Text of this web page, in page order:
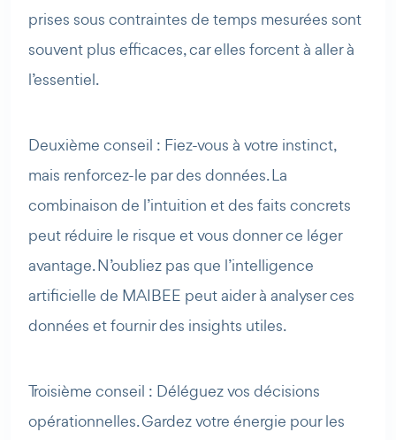
prises sous contraintes de temps mesurées sont
souvent plus efficaces, car elles forcent à aller à
l’essentiel.
Deuxième conseil : Fiez-vous à votre instinct,
mais renforcez-le par des données. La
combinaison de l’intuition et des faits concrets
peut réduire le risque et vous donner ce léger
avantage. N’oubliez pas que l’intelligence
artificielle de MAIBEE peut aider à analyser ces
données et fournir des insights utiles.
Troisième conseil : Déléguez vos décisions
opérationnelles. Gardez votre énergie pour les